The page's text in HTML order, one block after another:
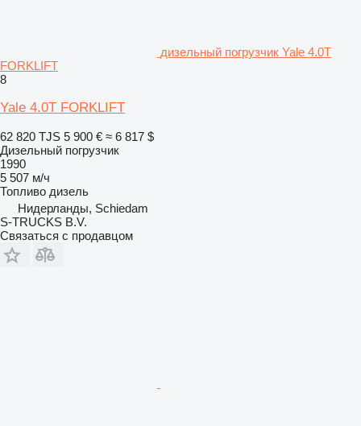
дизельный погрузчик Yale 4.0T
FORKLIFT
8
Yale 4.0T FORKLIFT
62 820 TJS 5 900 € ≈ 6 817 $
Дизельный погрузчик
1990
5 507 м/ч
Топливо дизель
Нидерланды, Schiedam
S-TRUCKS B.V.
Связаться с продавцом